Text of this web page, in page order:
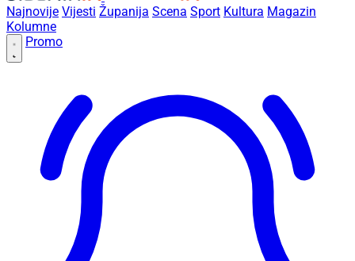
Najnovije Vijesti Županija Scena Sport Kultura Magazin
Kolumne
Promo